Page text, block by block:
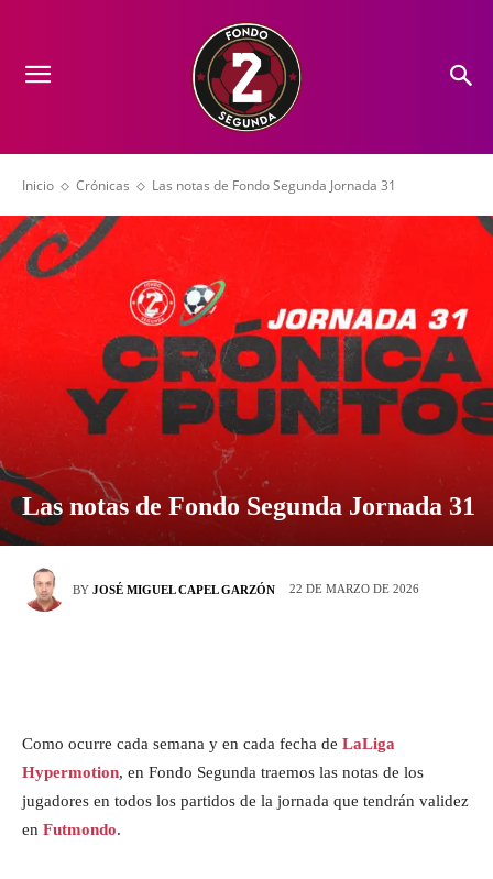
Inicio Crónicas Las notas de Fondo Segunda Jornada 31
Las notas de Fondo Segunda Jornada 31
BY JOSÉ MIGUEL CAPEL GARZÓN 22 DE MARZO DE 2026
Como ocurre cada semana y en cada fecha de LaLiga
Hypermotion, en Fondo Segunda traemos las notas de los
jugadores en todos los partidos de la jornada que tendrán validez
en Futmondo.